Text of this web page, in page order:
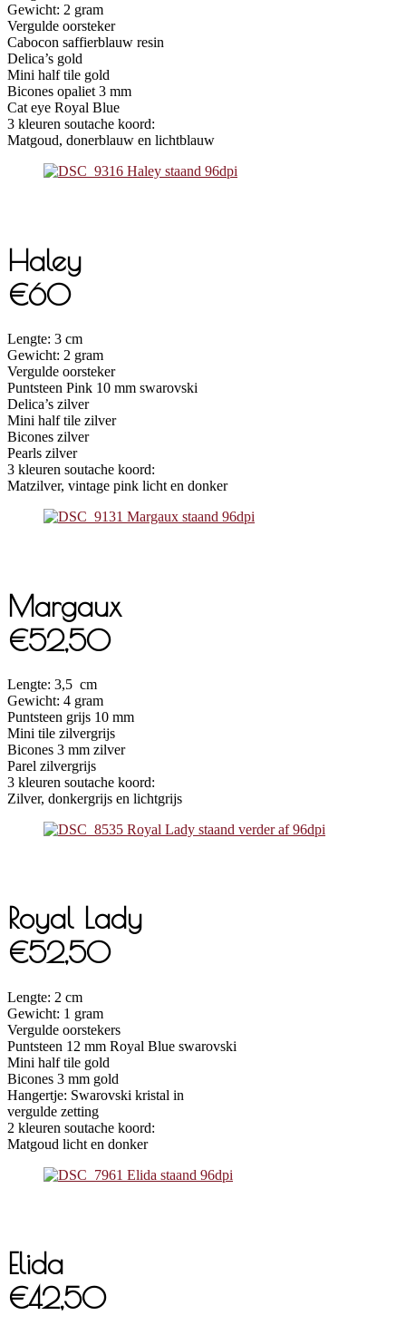
Gewicht: 2 gram
Vergulde oorsteker
Cabocon saffierblauw resin
Delica’s gold
Mini half tile gold
Bicones opaliet 3 mm
Cat eye Royal Blue
3 kleuren soutache koord:
Matgoud, donerblauw en lichtblauw
Haley
€60
Lengte: 3 cm
Gewicht: 2 gram
Vergulde oorsteker
Puntsteen Pink 10 mm swarovski
Delica’s zilver
Mini half tile zilver
Bicones zilver
Pearls zilver
3 kleuren soutache koord:
Matzilver, vintage pink licht en donker
Margaux
€52,50
Lengte: 3,5 cm
Gewicht: 4 gram
Puntsteen grijs 10 mm
Mini tile zilvergrijs
Bicones 3 mm zilver
Parel zilvergrijs
3 kleuren soutache koord:
Zilver, donkergrijs en lichtgrijs
Royal Lady
€52,50
Lengte: 2 cm
Gewicht: 1 gram
Vergulde oorstekers
Puntsteen 12 mm Royal Blue swarovski
Mini half tile gold
Bicones 3 mm gold
Hangertje: Swarovski kristal in
vergulde zetting
2 kleuren soutache koord:
Matgoud licht en donker
Elida
€42,50